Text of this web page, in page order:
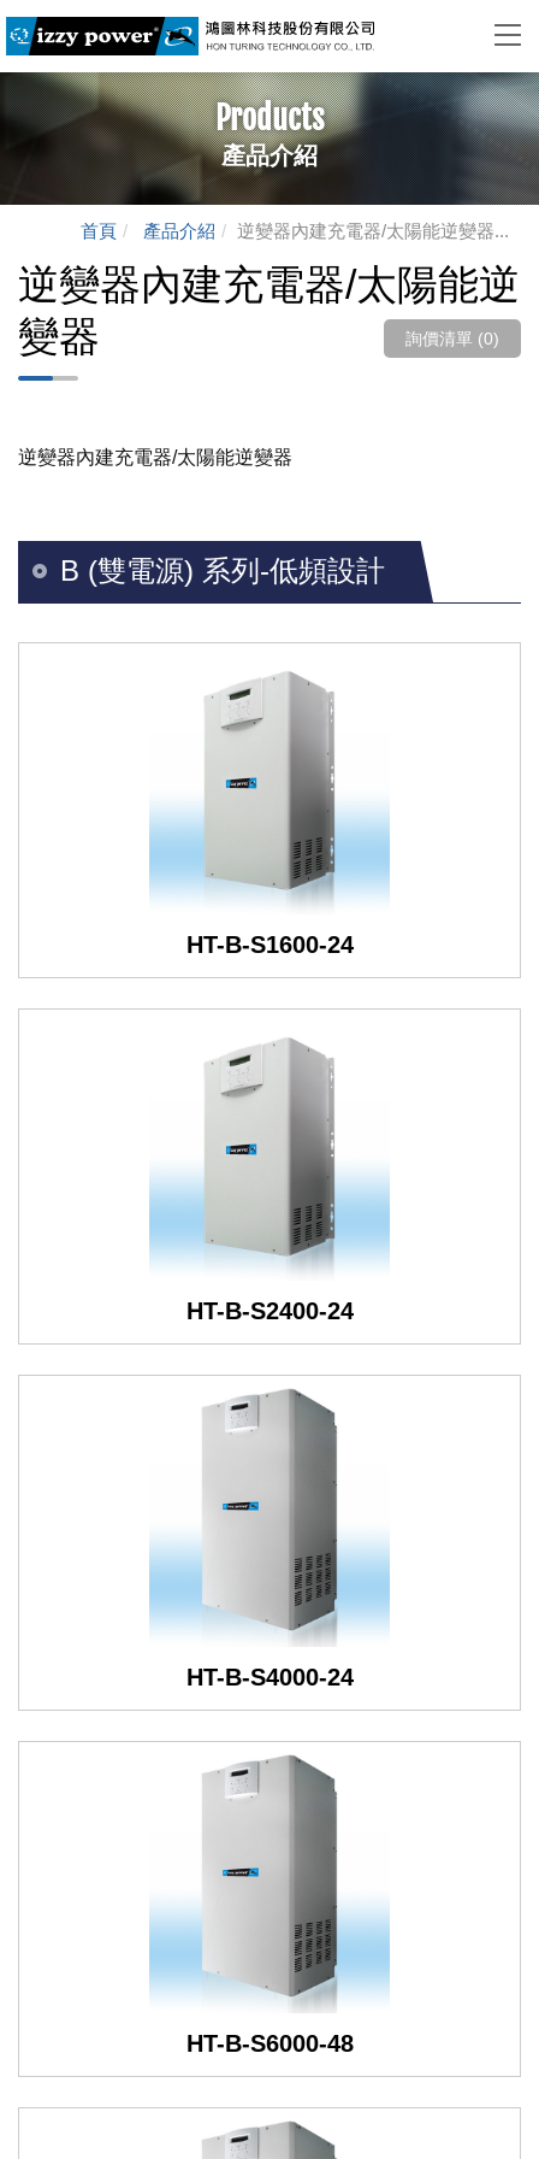
Products
產品介紹
首頁 產品介紹 逆變器內建充電器/太陽能逆變器...
逆變器內建充電器/太陽能逆
變器
詢價清單 (0)
逆變器內建充電器/太陽能逆變器
B (雙電源) 系列-低頻設計
HT-B-S1600-24
HT-B-S2400-24
HT-B-S4000-24
HT-B-S6000-48